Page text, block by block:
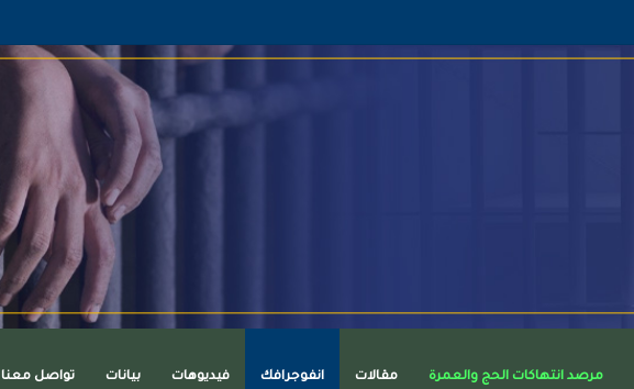
مرصد انتهاكات الحج والعمرة مقالات انفوجرافك فيديوهات بيانات تواصل معنا